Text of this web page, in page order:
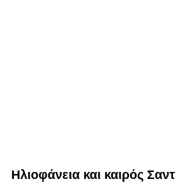
Ηλιοφάνεια και καιρός